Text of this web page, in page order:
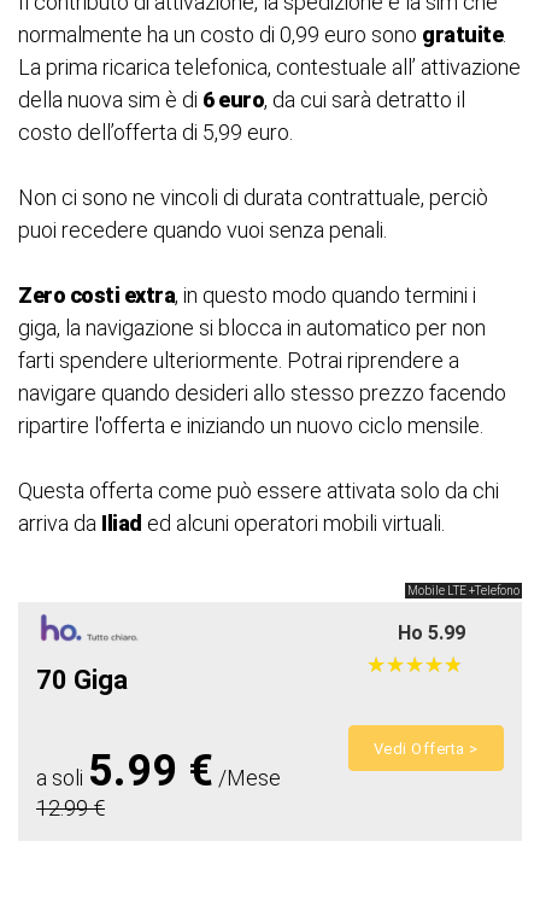
normalmente ha un costo di 0,99 euro sono gratuite.
La prima ricarica telefonica, contestuale all’ attivazione
della nuova sim è di 6 euro, da cui sarà detratto il
costo dell’offerta di 5,99 euro.
Non ci sono ne vincoli di durata contrattuale, perciò
puoi recedere quando vuoi senza penali.
Zero costi extra, in questo modo quando termini i
giga, la navigazione si blocca in automatico per non
farti spendere ulteriormente. Potrai riprendere a
navigare quando desideri allo stesso prezzo facendo
ripartire l'offerta e iniziando un nuovo ciclo mensile.
Questa offerta come può essere attivata solo da chi
arriva da Iliad ed alcuni operatori mobili virtuali.
Mobile LTE +Telefono
Ho 5.99
70 Giga
★★★★★
★★★★★
a soli 5.99 € /Mese
12.99 €
Vedi Offerta >